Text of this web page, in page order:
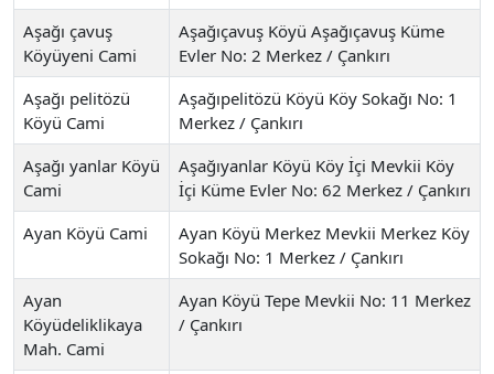
Aşağı çavuş
Köyüyeni Cami
Aşağıçavuş Köyü Aşağıçavuş Küme
Evler No: 2 Merkez / Çankırı
Aşağı pelitözü
Köyü Cami
Aşağıpelitözü Köyü Köy Sokağı No: 1
Merkez / Çankırı
Aşağı yanlar Köyü
Cami
Aşağıyanlar Köyü Köy İçi Mevkii Köy
İçi Küme Evler No: 62 Merkez / Çankırı
Ayan Köyü Cami
Ayan Köyü Merkez Mevkii Merkez Köy
Sokağı No: 1 Merkez / Çankırı
Ayan
Köyüdeliklikaya
Mah. Cami
Ayan Köyü Tepe Mevkii No: 11 Merkez
/ Çankırı